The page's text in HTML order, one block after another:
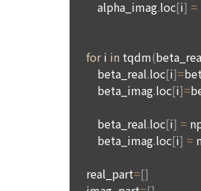
1. "회사"는 본 약관에서 정한 바에 따라
2. “회사”는 “회원”의 개인 신상정보를 본
게 누설, 배포하지 않는다. 다만, 관계법령
의 합법적인 요구가 있는 경우에는 예외로
3. "회사"는 서비스와 관련한 "회원"의 불만
사유와 처리일정을 서비스 화면 또는 기
원"에게 통지하여야 한다.
4. 천재지변 등 예측하지 못한 일이 발생하
가 발생하여 서비스가 중단될 경우 이에
이용자는 쿠키 설치에 대한 선택권을 가
우저에서 옵션을 설정함으로써 모든 쿠키
저장될 때마다 확인을 거치거나, 아니면
부할 수도 있습니다. 쿠키 설치 허용 여
상단의 도구 > 인터넷 옵션 > 개인정보
스 이용에 어려움이 있을 수 있습니다.